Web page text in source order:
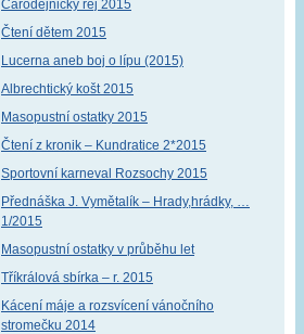
Čarodějnický rej 2015
Čtení dětem 2015
Lucerna aneb boj o lípu (2015)
Albrechtický košt 2015
Masopustní ostatky 2015
Čtení z kronik – Kundratice 2*2015
Sportovní karneval Rozsochy 2015
Přednáška J. Vymětalík – Hrady,hrádky, …
1/2015
Masopustní ostatky v průběhu let
Tříkrálová sbírka – r. 2015
Kácení máje a rozsvícení vánočního
stromečku 2014